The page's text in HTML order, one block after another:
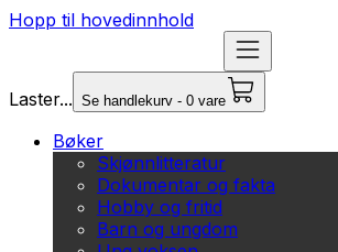
Hopp til hovedinnhold
Laster... Se handlekurv - 0 vare
Bøker
Skjønnlitteratur
Dokumentar og fakta
Hobby og fritid
Barn og ungdom